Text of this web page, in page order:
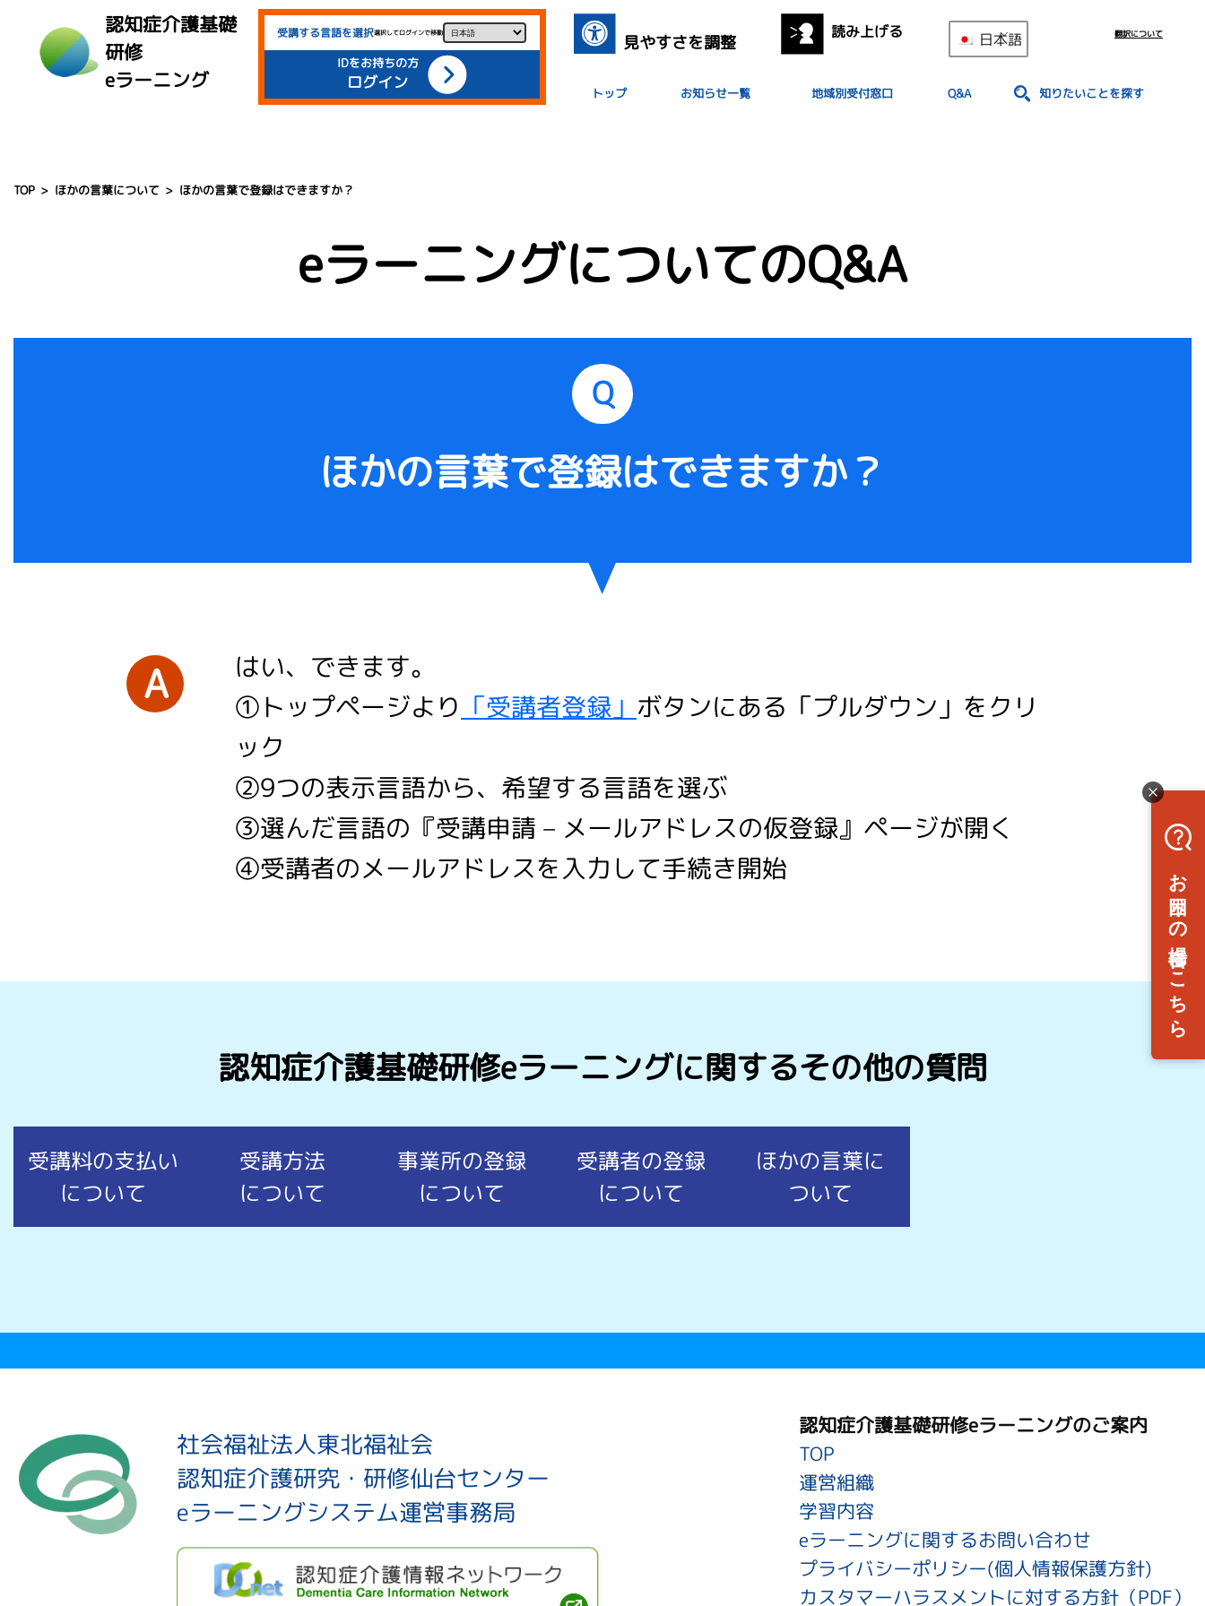
認知症介護基礎
研修
eラーニング
受講する言語を選択選択してログインで移動
IDをお持ちの方
ログイン
見やすさを調整 読み上げる 日本語 翻訳について
トップ お知らせ一覧 地域別受付窓口 Q&A 知りたいことを探す
TOP ほかの言葉について ほかの言葉で登録はできますか？
eラーニングについてのQ&A
Q
ほかの言葉で登録はできますか？
A
はい、できます。
①トップページより 「受講者登録」 ボタンにある「プルダウン」をクリ
ック
②9つの表示言語から、希望する言語を選ぶ
③選んだ言語の『受講申請 – メールアドレスの仮登録』ページが開く
④受講者のメールアドレスを入力して手続き開始
認知症介護基礎研修eラーニングに関するその他の質問
受講料の支払い
について
受講方法
について
事業所の登録
について
受講者の登録
について
ほかの言葉に
ついて
社会福祉法人東北福祉会
認知症介護研究・研修仙台センター
eラーニングシステム運営事務局
認知症介護基礎研修eラーニングのご案内
TOP
運営組織
学習内容
eラーニングに関するお問い合わせ
プライバシーポリシー(個人情報保護方針)
カスタマーハラスメントに対する方針（PDF）